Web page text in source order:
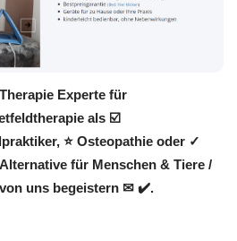
Experte für
als ☑️
⭐ Osteopathie oder ✓
für Menschen & Tiere /
uns begeistern ✉ ✔️.